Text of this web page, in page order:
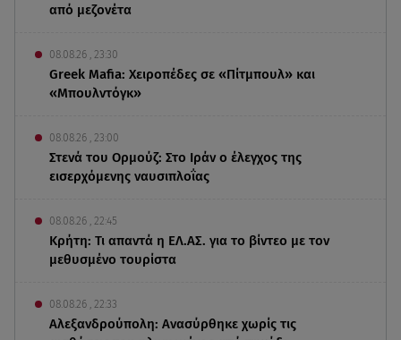
από μεζονέτα
08.08.26 , 23:30
Greek Mafia: Χειροπέδες σε «Πίτμπουλ» και
«Μπουλντόγκ»
08.08.26 , 23:00
Στενά του Ορμούζ: Στο Ιράν ο έλεγχος της
εισερχόμενης ναυσιπλοΐας
08.08.26 , 22:45
Κρήτη: Τι απαντά η ΕΛ.ΑΣ. για το βίντεο με τον
μεθυσμένο τουρίστα
08.08.26 , 22:33
Αλεξανδρούπολη: Ανασύρθηκε χωρίς τις